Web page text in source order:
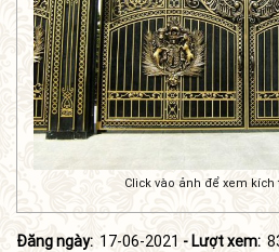
Click vào ảnh để xem
Đăng ngày: 17-06-2021 - Lượt xem: